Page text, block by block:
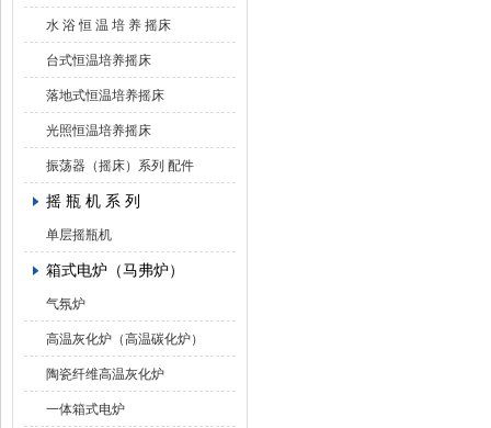
水 浴 恒 温 培 养 摇床
台式恒温培养摇床
落地式恒温培养摇床
光照恒温培养摇床
振荡器（摇床）系列 配件
摇 瓶 机 系 列
单层摇瓶机
箱式电炉（马弗炉）
气氛炉
高温灰化炉（高温碳化炉）
陶瓷纤维高温灰化炉
一体箱式电炉